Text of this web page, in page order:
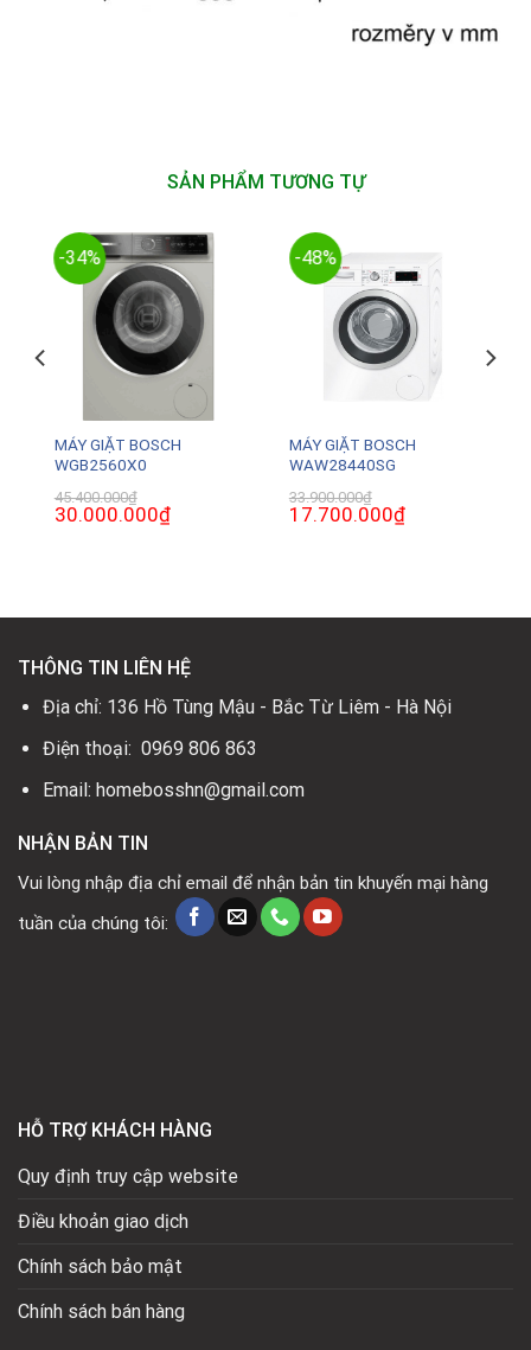
SẢN PHẨM TƯƠNG TỰ
-34%
MÁY GIẶT BOSCH
WGB2560X0
45.400.000₫
Giá
gốc
30.000.000₫Giá
hiện
-48%
MÁY GIẶT BOSCH
WAW28440SG
33.900.000₫
Giá
gốc
17.700.000₫Giá
hiện
THÔNG TIN LIÊN HỆ
Địa chỉ: 136 Hồ Tùng Mậu - Bắc Từ Liêm - Hà Nội
Điện thoại: 0969 806 863
Email: homebosshn@gmail.com
NHẬN BẢN TIN
Vui lòng nhập địa chỉ email để nhận bản tin khuyến mại hàng
tuần của chúng tôi:
HỖ TRỢ KHÁCH HÀNG
Quy định truy cập website
Điều khoản giao dịch
Chính sách bảo mật
Chính sách bán hàng